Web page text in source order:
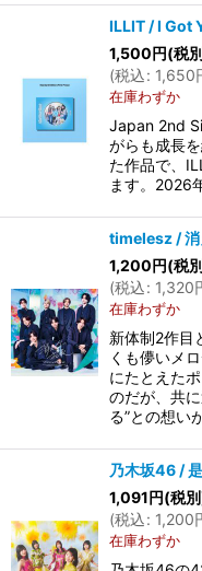
ILLIT / I Got
1,500円(税
(税込: 1,650
在庫わずか
Japan 2nd
がらも成長
た作品で、
ます。2026
timelesz / 消
1,200円(税
(税込: 1,320
在庫わずか
新体制2作目
くも儚いメ
にたとえた
のだが、共
る”との想い
乃木坂46 /
1,091円(税
(税込: 1,200
在庫わずか